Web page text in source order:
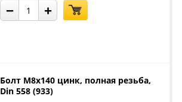
− +
Болт М8х140 цинк, полная резьба,
Din 558 (933)